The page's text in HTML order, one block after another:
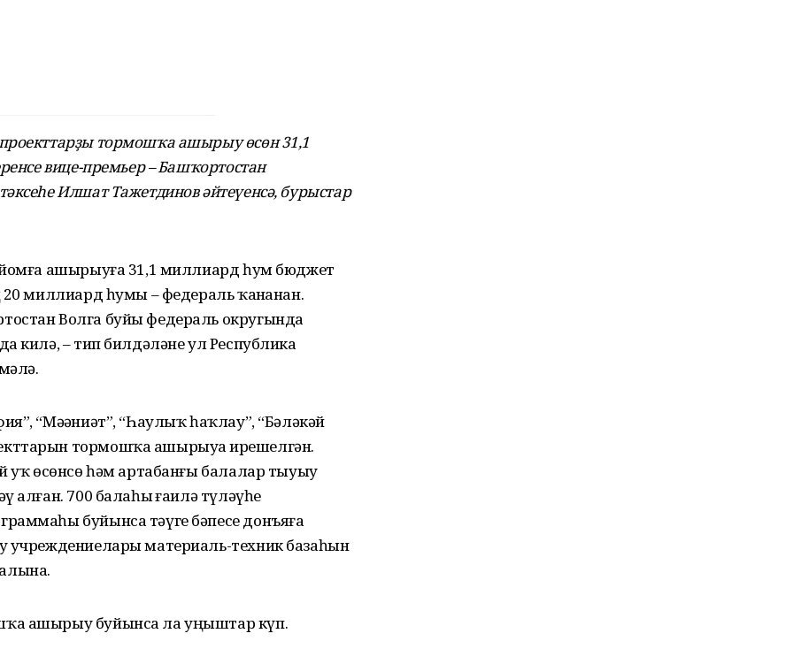
тормошҡа ашырыу өсөн 31,1
вице-премьер – Башҡортостан
Илшат Тажетдинов әйтеүенсә, бурыстар
ашырыуға 31,1 миллиард һум бюджет
миллиард һумы – федераль ҡаҙнанан.
Волга буйы федераль округында
килә, – тип билдәләне ул Республика
“Мәҙәниәт”, “Һаулыҡ һаҡлау”, “Бәләкәй
тормошҡа ашырыуҙа ирешелгән.
уҡ өсөнсө һәм артабанғы балалар тыуыу
700 балаһыҙ ғаилә түләүһеҙ
буйынса тәүге бәпесе донъяға
учреждениелары материаль-техник базаһын
ашырыу буйынса ла уңыштар күп.